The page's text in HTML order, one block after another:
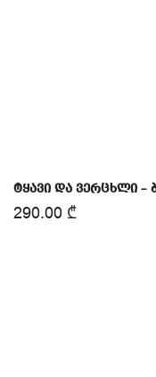
ტყავი და ვერცხლი
290.00 ₾